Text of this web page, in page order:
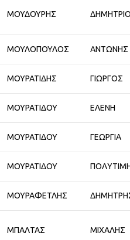
ΜΟΥΔΟΥΡΗΣ
ΜΟΥΛΟΠΟΥΛΟΣ ΑΝΤΩΝΗΣ
ΜΟΥΡΑΤΙΔΗΣ ΓΙΩΡΓΟΣ
ΜΟΥΡΑΤΙΔΟΥ ΕΛΕΝΗ
ΜΟΥΡΑΤΙΔΟΥ ΓΕΩΡΓΙΑ
ΜΟΥΡΑΤΙΔΟΥ
ΜΟΥΡΑΦΕΤΛΗΣ
ΜΠΑΛΤΑΣ ΜΙΧΑΛΗΣ